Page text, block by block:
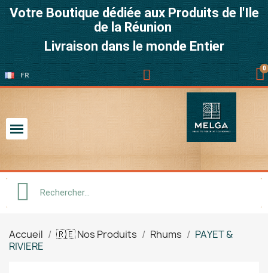
Votre Boutique dédiée aux Produits de l'Ile
de la Réunion
Livraison dans le monde Entier
FR
Accueil 🇷🇪 Nos Produits Rhums
PAYET &
RIVIERE